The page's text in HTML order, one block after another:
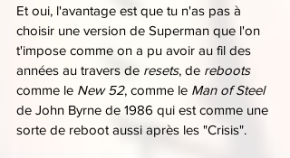
Et oui, l'avantage est que tu n'as pas à
choisir une version de Superman que l'on
t'impose comme on a pu avoir au fil des
années au travers de resets, de reboots
comme le New 52, comme le Man of Steel
de John Byrne de 1986 qui est comme une
sorte de reboot aussi après les "Crisis".